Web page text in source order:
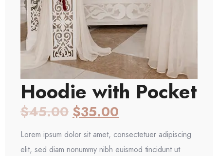
Hoodie with Pocket
$45.00 $35.00
Lorem ipsum dolor sit amet, consectetuer adipiscing
elit, sed diam nonummy nibh euismod tincidunt ut